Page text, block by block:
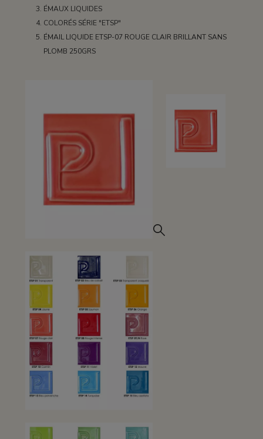
ÉMAUX LIQUIDES
COLORÉS SÉRIE "ETSP"
ÉMAIL LIQUIDE ETSP-07 ROUGE CLAIR BRILLANT SANS
PLOMB 250GRS